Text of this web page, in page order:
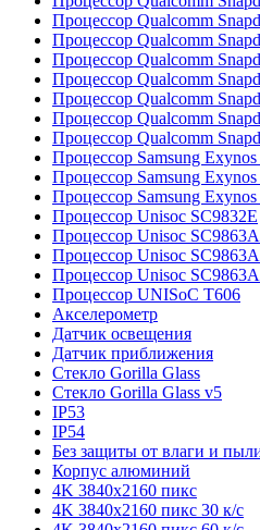
Процессор Qualcomm
Процессор Qualcomm
Процессор Qualcomm
Процессор Qualcomm
Процессор Qualcomm
Процессор Qualcomm
Процессор Qualcomm
Процессор Samsung
Процессор Samsung
Процессор Samsung
Процессор Unisoc SC9832E
Процессор Unisoc SC9863A
Процессор Unisoc SC9863A
Процессор Unisoc SC9863A
Процессор UNISoC T606
Акселерометр
Датчик освещения
Датчик приближения
Стекло Gorilla Glass
Стекло Gorilla Glass v5
IP53
IP54
Без защиты от влаги и
Корпус алюминий
4K 3840x2160 пикс
4K 3840x2160 пикс 30 к/с